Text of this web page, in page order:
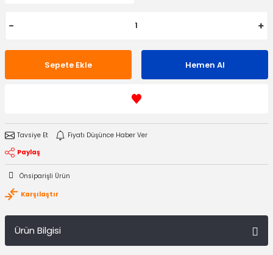
Sepete Ekle Hemen Al
Tavsiye Et
Fiyatı Düşünce Haber Ver
Paylaş
Önsiparişli Ürün
Karşılaştır
Ürün Bilgisi